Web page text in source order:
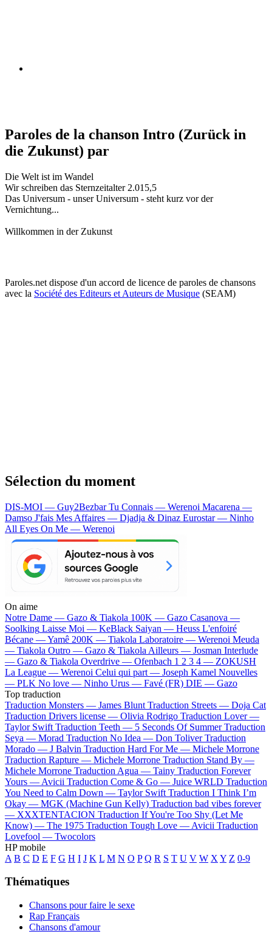
Paroles de la chanson Intro (Zurück in
die Zukunst) par
Die Welt ist im Wandel
Wir schreiben das Sternzeitalter 2.015,5
Das Universum - unser Universum - steht kurz vor der
Vernichtung...
Willkommen in der Zukunst
Paroles.net dispose d'un accord de licence de paroles de chansons
avec la Société des Editeurs et Auteurs de Musique (SEAM)
Sélection du moment
DIS-MOI — Guy2BezbarTu Connais — Werenoi Macarena —
Damso J'fais Mes Affaires — Djadja & Dinaz Eurostar — Ninho
All Eyes On Me — Werenoi
On aime
Notre Dame — Gazo & Tiakola 100K — Gazo Casanova —
Soolking Laisse Moi — KeBlack Saiyan — Heuss L'enfoiré
Bécane —Yamê 200K — Tiakola Laboratoire — Werenoi Meuda
— Tiakola Outro — Gazo & Tiakola Ailleurs — Josman Interlude
— Gazo & Tiakola Overdrive — Ofenbach 1 2 3 4 — ZOKUSH
La League — Werenoi Celui qui part — Joseph Kamel Nouvelles
— PLK No love — Ninho Urus — Favé (FR) DIE — Gazo
Top traduction
Traduction Monsters — James Blunt Traduction Streets — Doja Cat
Traduction Drivers license — Olivia Rodrigo Traduction Lover —
Taylor Swift Traduction Teeth — 5 Seconds Of Summer Traduction
Seya — Morad Traduction No Idea — Don Toliver Traduction
Morado — J Balvin Traduction Hard For Me — Michele Morrone
Traduction Rapture — Michele Morrone Traduction Stand By —
Michele Morrone Traduction Agua — Tainy Traduction Forever
Yours — Avicii Traduction Come & Go — Juice WRLD Traduction
You Need to Calm Down — Taylor Swift Traduction I Think I’m
Okay — MGK (Machine Gun Kelly) Traduction bad vibes forever
— XXXTENTACION Traduction If You're Too Shy (Let Me
Know) — The 1975 Traduction Tough Love — Avicii Traduction
Lovefool — Twocolors
HP mobile
A B C D E F G H I J K L M N O P Q R S T U V W X Y Z 0-9
Thématiques
Chansons pour faire le sexe
Rap Français
Chansons d'amour